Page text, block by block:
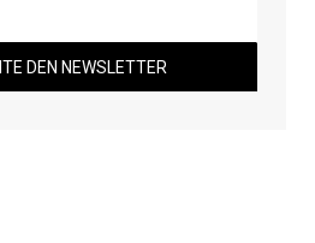
DEN NEWSLETTER